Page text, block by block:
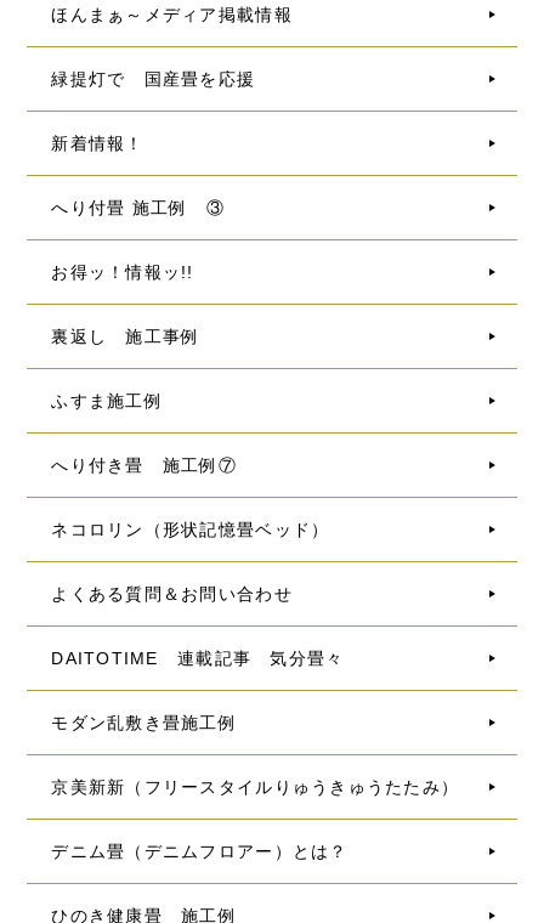
ほんまぁ～メディア掲載情報
緑提灯で 国産畳を応援
新着情報！
へり付畳 施工例 ③
お得ッ！情報ッ!!
裏返し 施工事例
ふすま施工例
へり付き畳 施工例⑦
ネコロリン（形状記憶畳ベッド）
よくある質問＆お問い合わせ
DAITOTIME 連載記事 気分畳々
モダン乱敷き畳施工例
京美新新（フリースタイルりゅうきゅうたたみ）
デニム畳（デニムフロアー）とは？
ひのき健康畳 施工例